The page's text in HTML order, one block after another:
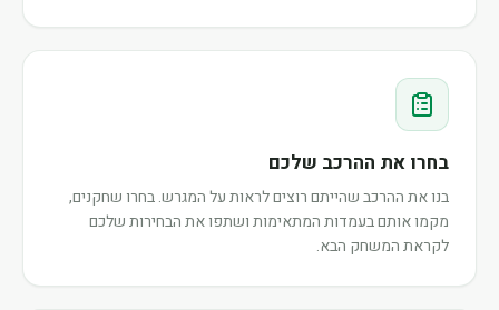
בחרו את ההרכב שלכם
בנו את ההרכב שהייתם רוצים לראות על המגרש. בחרו שחקנים,
מקמו אותם בעמדות המתאימות ושתפו את הבחירות שלכם
לקראת המשחק הבא.